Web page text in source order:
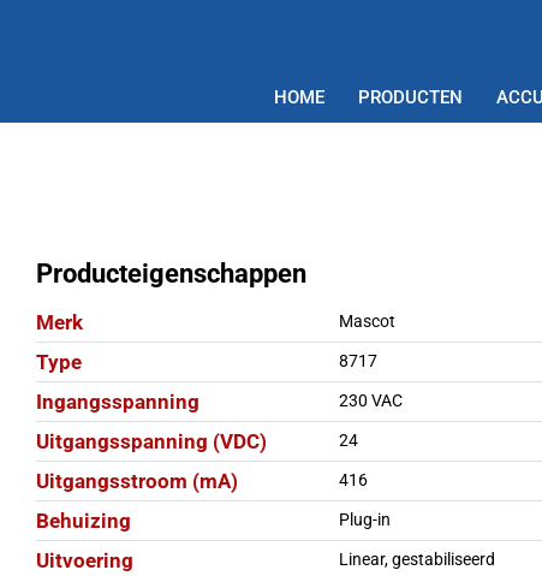
HOME PRODUCTEN
Producteigenschappen
Merk Mascot
Type 8717
Ingangsspanning 230 VAC
Uitgangsspanning (VDC) 24
Uitgangsstroom (mA) 416
Behuizing Plug-in
Uitvoering Linear, gestabiliseerd